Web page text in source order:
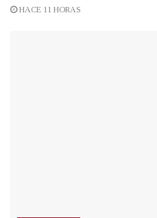
HACE 11 HORAS